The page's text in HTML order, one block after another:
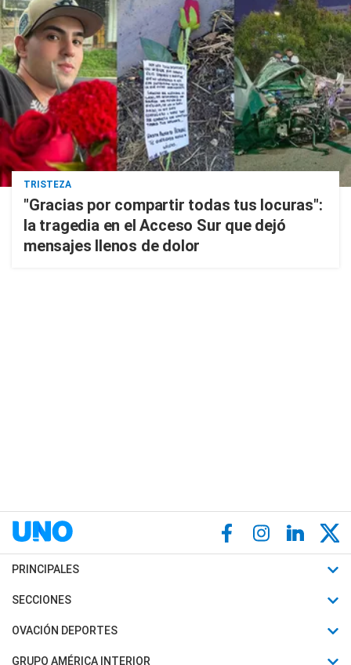
TRISTEZA
"Gracias por compartir todas tus locuras":
la tragedia en el Acceso Sur que dejó
mensajes llenos de dolor
PRINCIPALES
Últimas Noticias
Política
SECCIONES
Horóscopo
Motores
OVACIÓN DEPORTES
Fútbol
GRUPO AMÉRICA INTERIOR